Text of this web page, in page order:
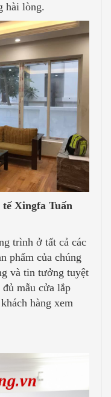
hài lòng.
Xingfa Tuấn
trình ở tất cả các
phẩm của chúng
và tin tưởng tuyệt
mẫu cửa lắp
hàng xem